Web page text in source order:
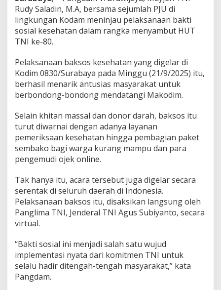
i
m
0
/
S
u
r
b
a
y
a
Rudy Saladin, M.A, bersama sejumlah PJU di
lingkungan Kodam meninjau pelaksanaan bakti
sosial kesehatan dalam rangka menyambut HUT
TNI ke-80.
Pelaksanaan baksos kesehatan yang digelar di
Kodim 0830/Surabaya pada Minggu (21/9/2025) itu,
berhasil menarik antusias masyarakat untuk
berbondong-bondong mendatangi Makodim.
Selain khitan massal dan donor darah, baksos itu
turut diwarnai dengan adanya layanan
pemeriksaan kesehatan hingga pembagian paket
sembako bagi warga kurang mampu dan para
pengemudi ojek online.
Tak hanya itu, acara tersebut juga digelar secara
serentak di seluruh daerah di Indonesia.
Pelaksanaan baksos itu, disaksikan langsung oleh
Panglima TNI, Jenderal TNI Agus Subiyanto, secara
virtual.
“Bakti sosial ini menjadi salah satu wujud
implementasi nyata dari komitmen TNI untuk
selalu hadir ditengah-tengah masyarakat,” kata
Pangdam.